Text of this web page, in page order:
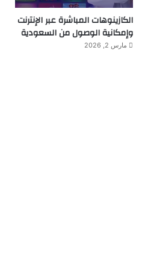
الكازينوهات المباشرة عبر الإنترنت
وإمكانية الوصول من السعودية
مارس 2, 2026